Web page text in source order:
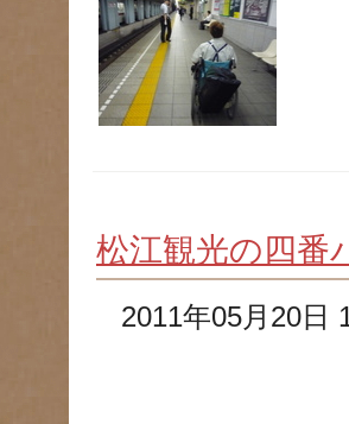
松江観光の四
2011年05月20